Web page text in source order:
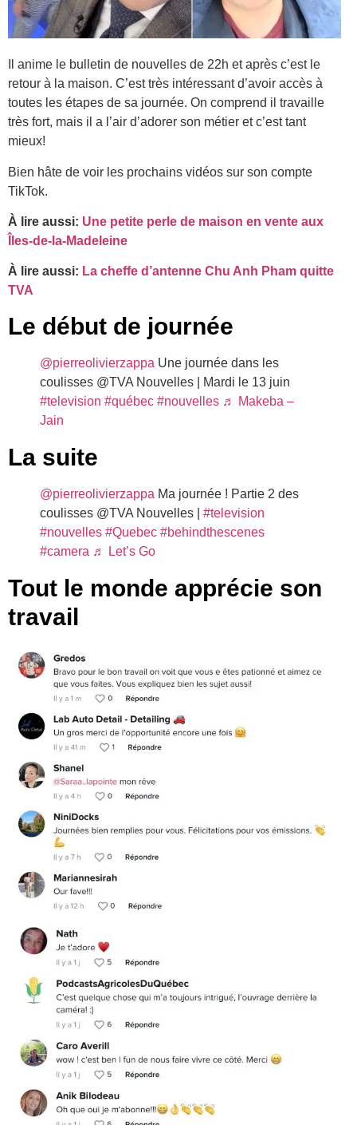
Il anime le bulletin de nouvelles de 22h et après c’est le
retour à la maison. C’est très intéressant d’avoir accès à
toutes les étapes de sa journée. On comprend il travaille
très fort, mais il a l’air d’adorer son métier et c’est tant
mieux!
Bien hâte de voir les prochains vidéos sur son compte
TikTok.
À lire aussi: Une petite perle de maison en vente aux
Îles-de-la-Madeleine
À lire aussi: La cheffe d’antenne Chu Anh Pham quitte
TVA
Le début de journée
@pierreolivierzappa Une journée dans les
coulisses @TVA Nouvelles | Mardi le 13 juin
#television #québec #nouvelles ♬ Makeba –
Jain
La suite
@pierreolivierzappa Ma journée ! Partie 2 des
coulisses @TVA Nouvelles | #television
#nouvelles #Quebec #behindthescenes
#camera ♬ Let’s Go
Tout le monde apprécie son
travail